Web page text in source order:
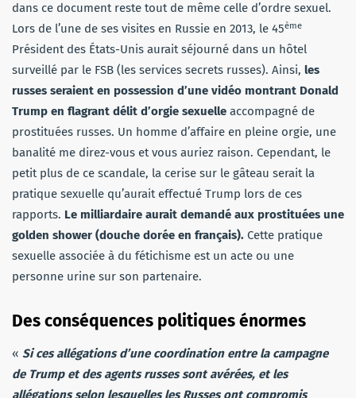
dans ce document reste tout de même celle d’ordre sexuel.
Lors de l’une de ses visites en Russie en 2013, le 45ème
Président des États-Unis aurait séjourné dans un hôtel
surveillé par le FSB (les services secrets russes). Ainsi, les
russes seraient en possession d’une vidéo montrant Donald
Trump en flagrant délit d’orgie sexuelle accompagné de
prostituées russes. Un homme d’affaire en pleine orgie, une
banalité me direz-vous et vous auriez raison. Cependant, le
petit plus de ce scandale, la cerise sur le gâteau serait la
pratique sexuelle qu’aurait effectué Trump lors de ces
rapports. Le milliardaire aurait demandé aux prostituées une
golden shower (douche dorée en français). Cette pratique
sexuelle associée à du fétichisme est un acte ou une
personne urine sur son partenaire.
Des conséquences politiques énormes
« Si ces allégations d’une coordination entre la campagne
de Trump et des agents russes sont avérées, et les
allégations selon lesquelles les Russes ont compromis